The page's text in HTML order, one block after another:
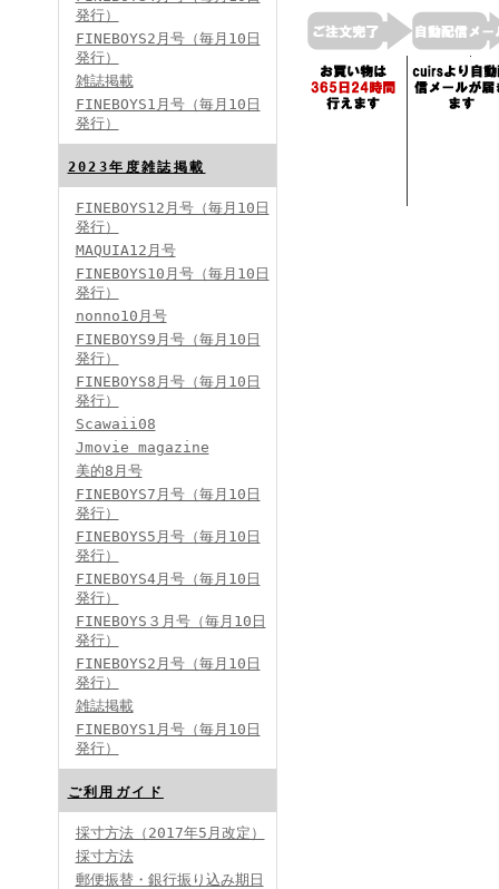
FINEBOYS2024年2月号
2024分バックナンバー
2023分バックナンバー
2022年分バックナンバー
2019年分バックナンバー
2018年分バックナンバー
2017年分バックナンバー
2016年分バックナンバー
2014年分バックナンバー
発行）
FINEBOYS2月号（毎月10日
発行）
雑誌掲載
FINEBOYS1月号（毎月10日
発行）
2023年度雑誌掲載
FINEBOYS12月号（毎月10日
発行）
MAQUIA12月号
FINEBOYS10月号（毎月10日
発行）
nonno10月号
FINEBOYS9月号（毎月10日
発行）
FINEBOYS8月号（毎月10日
発行）
Scawaii08
Jmovie magazine
美的8月号
FINEBOYS7月号（毎月10日
発行）
FINEBOYS5月号（毎月10日
発行）
FINEBOYS4月号（毎月10日
発行）
FINEBOYS３月号（毎月10日
発行）
FINEBOYS2月号（毎月10日
発行）
雑誌掲載
FINEBOYS1月号（毎月10日
発行）
ご利用ガイド
採寸方法（2017年5月改定）
採寸方法
郵便振替・銀行振り込み期日